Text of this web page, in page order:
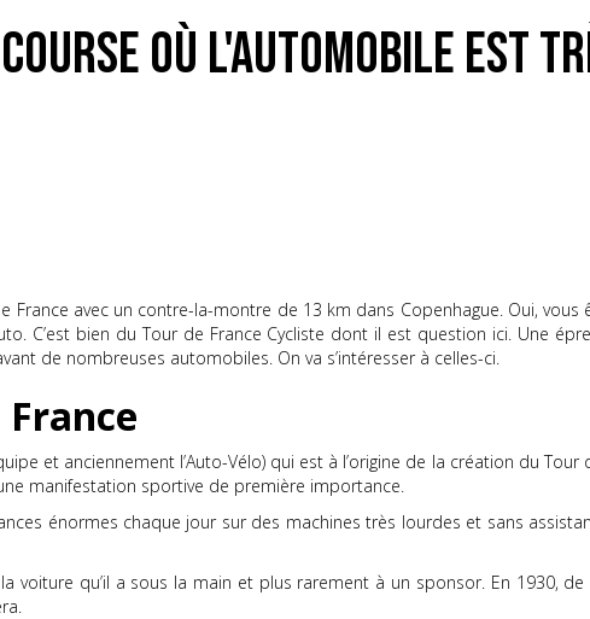
où l'automobile est
France avec un contre-la-montre de 13 km dans Copenhague. Oui, vous
C’est bien du Tour de France Cycliste dont il est question ici. Une
de nombreuses automobiles. On va s’intéresser à celles-ci.
et anciennement l’Auto-Vélo) qui est à l’origine de la création du Tour
manifestation sportive de première importance.
énormes chaque jour sur des machines très lourdes et sans
qu’il a sous la main et plus rarement à un sponsor. En 1930,